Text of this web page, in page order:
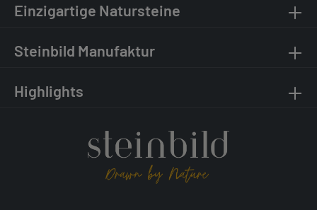
Einzigartige Natursteine
Steinbild Manufaktur
Highlights